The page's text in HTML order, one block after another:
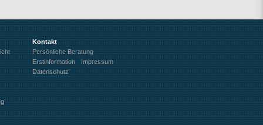
Kontakt
Persönliche Beratung
Erstinformation
Impressum
Datenschutz